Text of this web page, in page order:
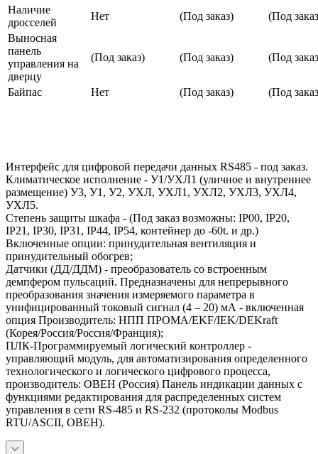
Наличие
дросселей
Нет (Под заказ)
(Под
Выносная
панель
управления на
дверцу
(Под заказ) (Под заказ) (Под
Байпас Нет (Под заказ) (Под
Интерфейс для цифровой передачи данных RS485 - под заказ.
Климатическое исполнение - У1/УХЛ1 (уличное и внутреннее
размещение) У3, У1, У2, УХЛ, УХЛ1, УХЛ2, УХЛ3, УХЛ4,
УХЛ5.
Степень защиты шкафа - (Под заказ возможны: IP00, IP20,
IP21, IP30, IP31, IP44, IP54, контейнер до -60t. и др.)
Включенные опции: принудительная вентиляция и
принудительный обогрев;
Датчики (ДД/ДДМ) - преобразователь со встроенным
демпфером пульсаций. Предназначены для непрерывного
преобразования значения измеряемого параметра в
унифицированный токовый сигнал (4 – 20) мА - включенная
опция Производитель: НПП ПРОМА/EKF/IEK/DEKraft
(Корея/Россия/Россия/Франция);
ПЛК-Программируемый логический контроллер -
управляющий модуль, для автоматизирования определенного
технологического и логического цифрового процесса,
производитель: ОВЕН (Россия) Панель индикации данных с
функциями редактирования для распределенных систем
управления в сети RS-485 и RS-232 (протоколы Modbus
RTU/ASCII, ОВЕН).